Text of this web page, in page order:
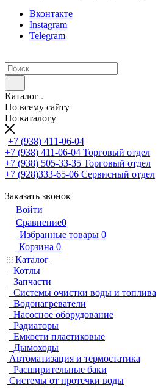
Вконтакте
Instagram
Telegram
Каталог
По всему сайту
По каталогу
+7 (938) 411-06-04
+7 (938) 411-06-04 Торговый отдел
+7 (938) 505-33-35 Торговый отдел
+7 (928)333-65-06 Сервисный отдел
Заказать звонок
Войти
Сравнение0
Избранные товары 0
Корзина 0
Каталог
Котлы
Запчасти
Системы очистки воды и топлива
Водонагреватели
Насосное оборудование
Радиаторы
Емкости пластиковые
Дымоходы
Автоматизация и термостатика
Расширительные баки
Системы от протечки воды